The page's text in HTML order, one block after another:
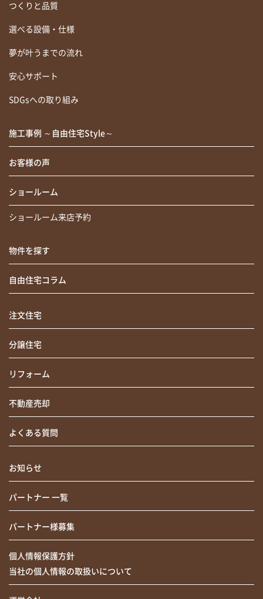
つくりと品質
選べる設備・仕様
夢が叶うまでの流れ
安心サポート
SDGsへの取り組み
施工事例 ～自由住宅Style～
お客様の声
ショールーム
ショールーム来店予約
物件を探す
自由住宅コラム
注文住宅
分譲住宅
リフォーム
不動産売却
よくある質問
お知らせ
パートナー 一覧
パートナー様募集
個人情報保護方針
当社の個人情報の取扱いについて